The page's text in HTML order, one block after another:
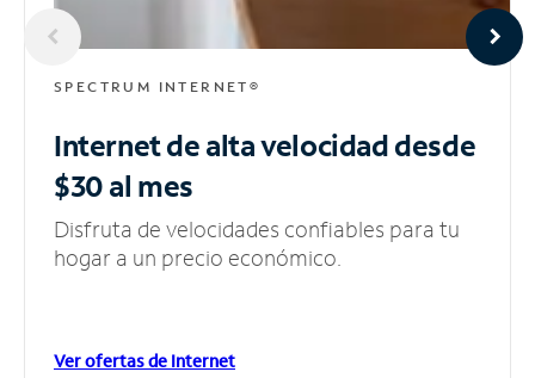
SPECTRUM INTERNET®
Internet de alta velocidaddesde
$30 al mes
Disfruta de velocidades confiables para tu
hogar a un precio económico.
Ver ofertas de Internet